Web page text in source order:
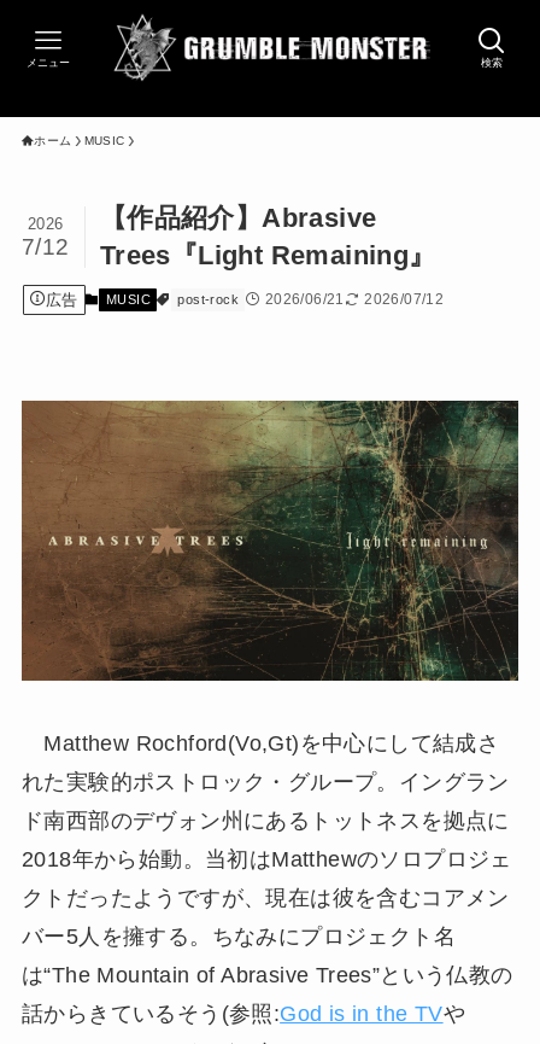
検索
メニュー
ホーム MUSIC
【作品紹介】Abrasive
Trees『Light Remaining』
2026
7/12
広告 MUSIC post-rock 2026/06/21 2026/07/12
Matthew Rochford(Vo,Gt)を中心にして結成さ
れた実験的ポストロック・グループ。イングラン
ド南西部のデヴォン州にあるトットネスを拠点に
2018年から始動。当初はMatthewのソロプロジェ
クトだったようですが、現在は彼を含むコアメン
バー5人を擁する。ちなみにプロジェクト名
は“The Mountain of Abrasive Trees”という仏教の
話からきているそう(参照:God is in the TVや